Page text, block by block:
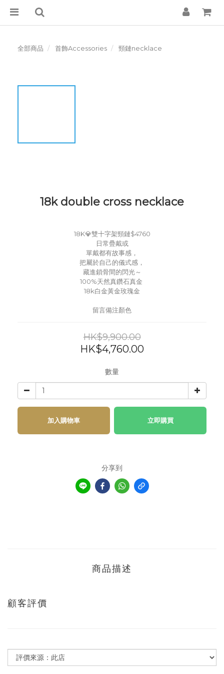
全部商品 首飾Accessories 頸鏈necklace
18k double cross necklace
18K💎雙十字架頸鏈$4760
日常疊戴或
單戴都有故事感，
把屬於自己的儀式感，
藏進鎖骨間的閃光～
100%天然真鑽石真金
18k白金黃金玫瑰金
留言備注顏色
HK$9,900.00
HK$4,760.00
數量
加入購物車 立即購買
分享到
商品描述
顧客評價